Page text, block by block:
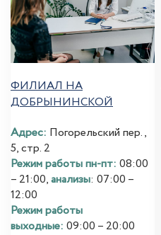
ФИЛИАЛ НА
ДОБРЫНИНСКОЙ
Адрес: Погорельский пер.,
5, стр. 2
Режим работы пн-пт: 08:00
– 21:00,анализы: 07:00 –
12:00
Режим работы
выходные: 09:00 – 20:00